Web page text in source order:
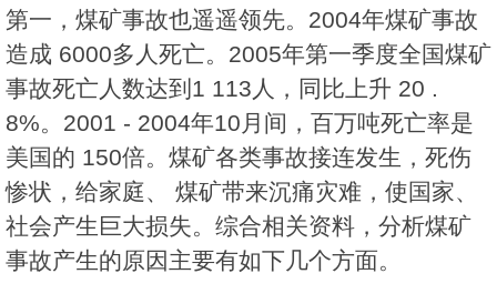
第一，煤矿事故也遥遥领先。2004年煤矿事故
造成 6000多人死亡。2005年第一季度全国煤矿
事故死亡人数达到1 113人，同比上升 20 .
8%。2001 - 2004年10月间，百万吨死亡率是
美国的 150倍。煤矿各类事故接连发生，死伤
惨状，给家庭、 煤矿带来沉痛灾难，使国家、
社会产生巨大损失。综合相关资料，分析煤矿
事故产生的原因主要有如下几个方面。